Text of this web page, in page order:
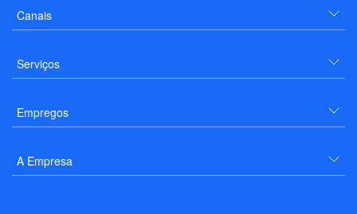
Canais
Serviços
Empregos
A Empresa